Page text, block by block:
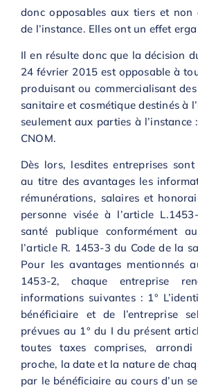
donc opposables aux tiers et non
de l’instance. Elles ont un effet
Il en résulte donc que la décision
24 février 2015 est opposable à
produisant ou commercialisant
sanitaire et cosmétique destinés à
seulement aux parties à l’instance
CNOM.
Dès lors, lesdites entreprises
au titre des avantages les
rémunérations, salaires et
personne visée à l’article
santé publique conformément
l’article R. 1453-3 du Code de la
Pour les avantages mentionnés
1453-2, chaque entreprise
informations suivantes : 1°
bénéficiaire et de l’entreprise
prévues au 1° du I du présent
toutes taxes comprises,
proche, la date et la nature de
par le bénéficiaire au cours d’un